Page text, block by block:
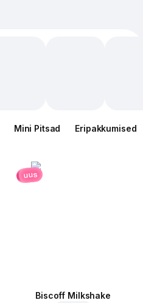
Mini Pitsad Eripakkumised
uus
Biscoff Milkshake